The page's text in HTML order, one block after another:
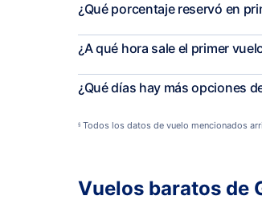
¿Qué porcentaje reservó en
¿A qué hora sale el primer
¿Qué días hay más opciones
§ Todos los datos de vuelo mencionados
Vuelos baratos de